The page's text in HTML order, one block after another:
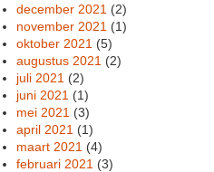
december 2021 (2)
november 2021 (1)
oktober 2021 (5)
augustus 2021 (2)
juli 2021 (2)
juni 2021 (1)
mei 2021 (3)
april 2021 (1)
maart 2021 (4)
februari 2021 (3)